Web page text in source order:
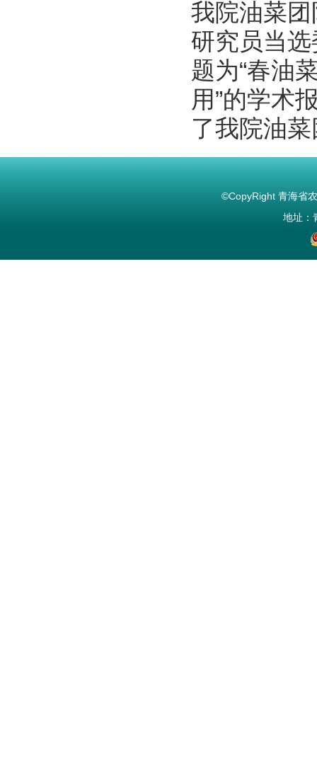
我院油菜
研究员当
题为“春油
用”的学术
了我院油
©CopyRight 青海省
地址：